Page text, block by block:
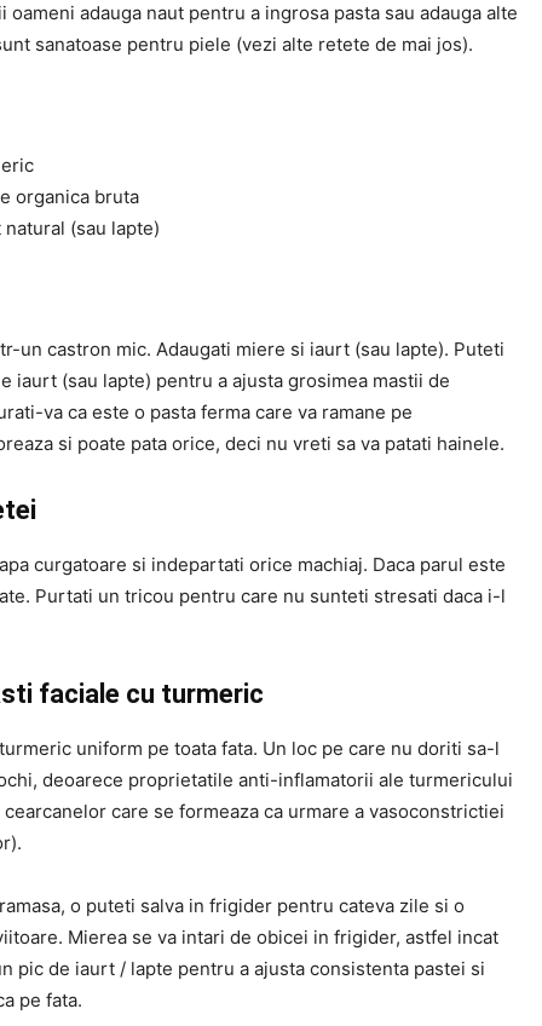
oameni adauga naut pentru a ingrosa pasta sau adauga alte
sanatoase pentru piele (vezi alte retete de mai jos).
organica bruta
(sau lapte)
un castron mic. Adaugati miere si iaurt (sau lapte). Puteti
iaurt (sau lapte) pentru a ajusta grosimea mastii de
va ca este o pasta ferma care va ramane pe
si poate pata orice, deci nu vreti sa va patati hainele.
curgatoare si indepartati orice machiaj. Daca parul este
Purtati un tricou pentru care nu sunteti stresati daca i-l
faciale cu turmeric
uniform pe toata fata. Un loc pe care nu doriti sa-l
deoarece proprietatile anti-inflamatorii ale turmericului
care se formeaza ca urmare a vasoconstrictiei
o puteti salva in frigider pentru cateva zile si o
Mierea se va intari de obicei in frigider, astfel incat
pic de iaurt / lapte pentru a ajusta consistenta pastei si
pe fata.